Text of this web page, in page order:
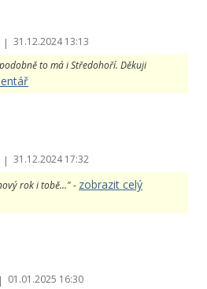
| 31.12.2024 13:13
to má i Středohoří. Děkuji
| 31.12.2024 17:32
rok i tobě..." - zobrazit celý
| 01.01.2025 16:30